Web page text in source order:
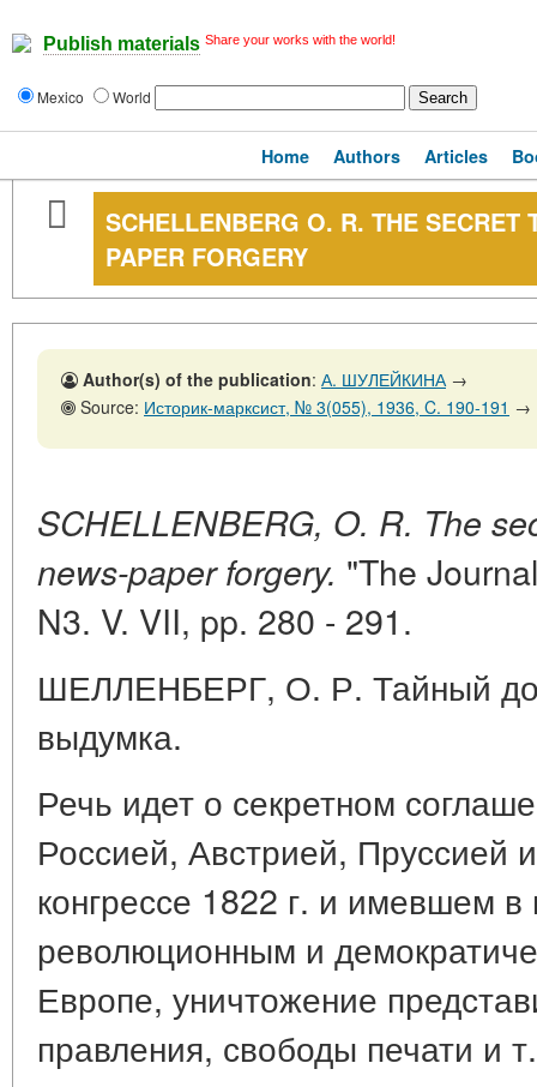
Publish materials Share your works with the world!
Mexico World
Home Authors Articles
SCHELLENBERG O. R. THE SECRET
PAPER FORGERY
Author(s) of the publication: А. ШУЛЕЙКИНА→
Source: Историк-марксист, № 3(055), 1936, C. 190-191 →
SCHELLENBERG, O. R. The
news-paper forgery. "The
N3. V. VII, pp. 280 - 291.
ШЕЛЛЕНБЕРГ, О. Р. Тайный
выдумка.
Речь идет о секретном
Россией, Австрией, Пруссией
конгрессе 1822 г. и имевшем в
революционным и
Европе, уничтожение
правления, свободы печати и